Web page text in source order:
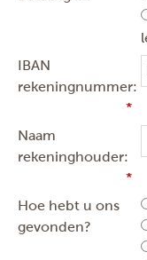
IBAN
rekeningnummer:
Naam
rekeninghouder:
Hoe hebt u ons
gevonden?